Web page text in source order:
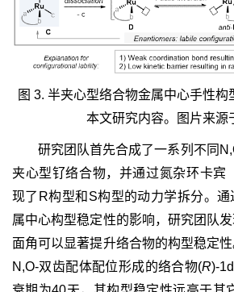
图 3. 半夹心型络合物金属中心手性构
本文研究内容。图片来源
研究团队首先合成了一系列不同
夹心型钌络合物，并通过氮杂环卡宾
现了R构型和S构型的动力学拆分。
属中心构型稳定性的影响，研究团队
面角可以显著提升络合物的构型稳定
N,O-双齿配体配位形成的络合物(R)-